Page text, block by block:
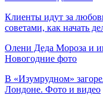
Клиенты идут за
советами, как начать
Олени Деда Мороза и
Новогодние фото
В «Изумрудном»
Лондоне. Фото и видео